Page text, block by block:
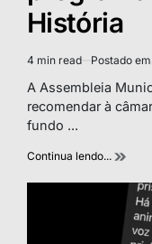
História
Estimated
read
4 min read Postado em
A Assembleia
recomendar à
fundo ...
Continua lendo...